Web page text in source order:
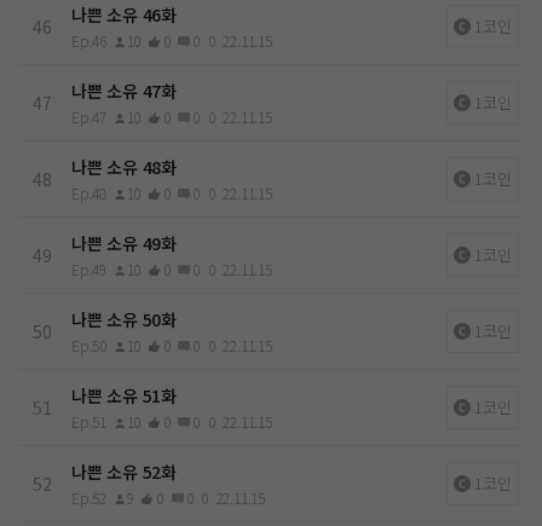
46 나쁜 소유 46화
Ep.46 10 0 0 0 22.11.15
1코인
47 나쁜 소유 47화
Ep.47 10 0 0 0 22.11.15
1코인
48 나쁜 소유 48화
Ep.48 10 0 0 0 22.11.15
1코인
49 나쁜 소유 49화
Ep.49 10 0 0 0 22.11.15
1코인
50 나쁜 소유 50화
Ep.50 10 0 0 0 22.11.15
1코인
51 나쁜 소유 51화
Ep.51 10 0 0 0 22.11.15
1코인
52 나쁜 소유 52화
Ep.52 9 0 0 0 22.11.15
1코인